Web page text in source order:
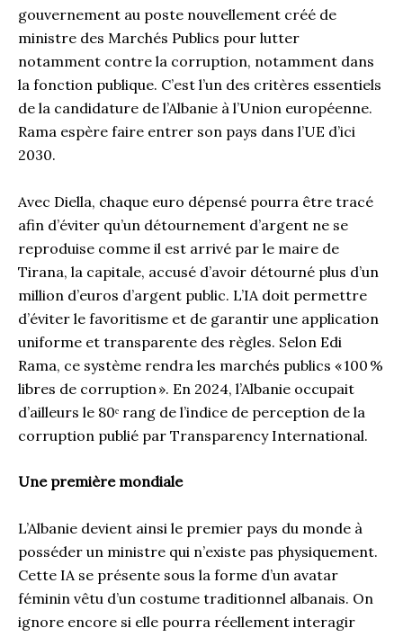
gouvernement au poste nouvellement créé de
ministre des Marchés Publics pour lutter
notamment contre la corruption, notamment dans
la fonction publique. C’est l’un des critères essentiels
de la candidature de l’Albanie à l’Union européenne.
Rama espère faire entrer son pays dans l’UE d’ici
2030.
Avec Diella, chaque euro dépensé pourra être tracé
afin d’éviter qu’un détournement d’argent ne se
reproduise comme il est arrivé par le maire de
Tirana, la capitale, accusé d’avoir détourné plus d’un
million d’euros d’argent public. L’IA doit permettre
d’éviter le favoritisme et de garantir une application
uniforme et transparente des règles. Selon Edi
Rama, ce système rendra les marchés publics « 100 %
libres de corruption ». En 2024, l’Albanie occupait
d’ailleurs le 80ᵉ rang de l’indice de perception de la
corruption publié par Transparency International.
Une première mondiale
L’Albanie devient ainsi le premier pays du monde à
posséder un ministre qui n’existe pas physiquement.
Cette IA se présente sous la forme d’un avatar
féminin vêtu d’un costume traditionnel albanais. On
ignore encore si elle pourra réellement interagir